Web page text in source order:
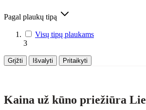
Pagal plaukų tipą
Visų tipų plaukams
3
Grįžti Išvalyti Pritaikyti
Kaina už kūno priežiūra